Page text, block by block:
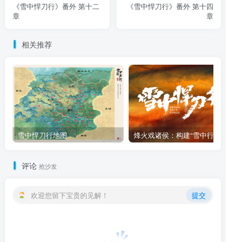
《雪中悍刀行》番外 第十二
章
《雪中悍刀行》番外 第十四
章
相关推荐
雪中悍刀行地图
评论 抢沙发
欢迎您留下宝贵的见解！ 提交